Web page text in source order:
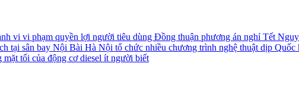
vi vi phạm quyền lợi người tiêu dùng Đồng thuận phương án nghỉ Tết
tại sân bay Nội Bài Hà Nội tổ chức nhiều chương trình nghệ thuật dịp Quốc
mặt tối của động cơ diesel ít người biết